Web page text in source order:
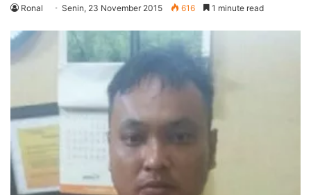
Ronal Senin, 23 November 2015 616 1 minute read